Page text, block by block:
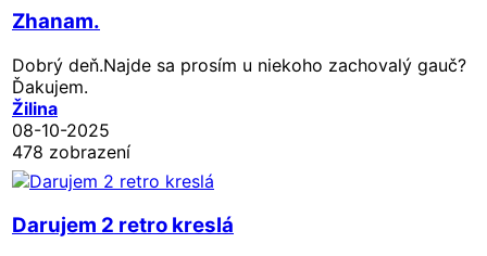
Zhanam.
Dobrý deň.Najde sa prosím u niekoho zachovalý gauč?
Ďakujem.
Žilina
08-10-2025
478 zobrazení
Darujem 2 retro kreslá